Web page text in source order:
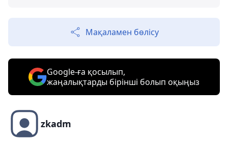
Мақаламен бөлісу
Google-ға қосылып,
жаңалықтарды бірінші болып оқыңыз
zkadm